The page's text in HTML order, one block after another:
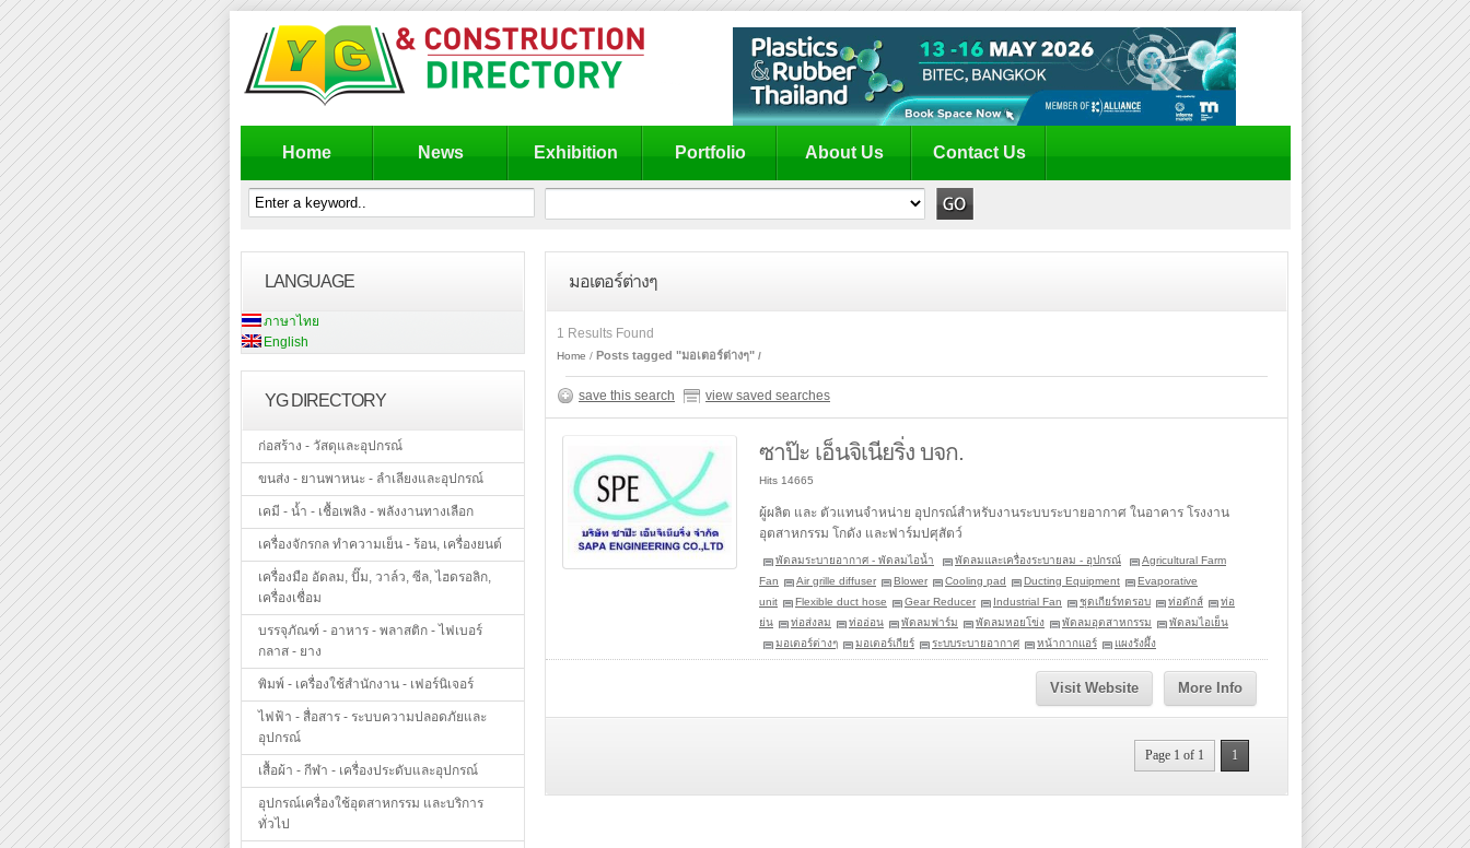
Home News Exhibition Portfolio About Us Contact Us
LANGUAGE
ภาษาไทย
English
YG DIRECTORY
ก่อสร้าง - วัสดุและอุปกรณ์
ขนส่ง - ยานพาหนะ - ลำเลียงและอุปกรณ์
เคมี - น้ำ - เชื้อเพลิง - พลังงานทางเลือก
เครื่องจักรกล ทำความเย็น - ร้อน, เครื่องยนต์
เครื่องมือ อัดลม, ปั๊ม, วาล์ว, ซีล, ไฮดรอลิก,
เครื่องเชื่อม
บรรจุภัณฑ์ - อาหาร - พลาสติก - ไฟเบอร์
กลาส - ยาง
พิมพ์ - เครื่องใช้สำนักงาน - เฟอร์นิเจอร์
ไฟฟ้า - สื่อสาร - ระบบความปลอดภัยและ
อุปกรณ์
เสื้อผ้า - กีฬา - เครื่องประดับและอุปกรณ์
อุปกรณ์เครื่องใช้อุตสาหกรรม และบริการ
ทั่วไป
มอเตอร์ต่างๆ
1 Results Found
Home Posts tagged "มอเตอร์ต่างๆ"
save this search view saved searches
ซาป๊ะ เอ็นจิเนียริ่ง บจก.
Hits 14665
ผู้ผลิต และ ตัวแทนจำหน่าย อุปกรณ์สำหรับงานระบบระบายอากาศ ในอาคาร โรงงาน
อุตสาหกรรม โกดัง และฟาร์มปศุสัตว์
พัดลมระบายอากาศ - พัดลมไอน้ำ พัดลมและเครื่องระบายลม - อุปกรณ์
Agricultural Farm
Fan
Air grille diffuser Blower Cooling pad Ducting Equipment
Evaporative
unit
Flexible duct hose Gear Reducer Industrial Fan ชุดเกียร์ทดรอบ ท่อดักส์
ท่อ
ย่น
ท่อส่งลม ท่ออ่อน พัดลมฟาร์ม พัดลมหอยโข่ง พัดลมอุตสาหกรรม
พัดลมไอเย็น
มอเตอร์ต่างๆ
มอเตอร์เกียร์ ระบบระบายอากาศ หน้ากากแอร์ แผงรังผึ้ง
More Info
Visit Website
Page 1 of 1 1